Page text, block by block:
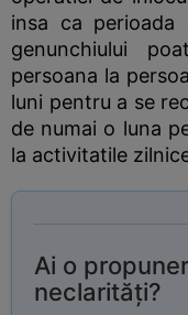
insa ca perioada
genunchiului
persoana la
luni pentru a se
de numai o luna
la activitatile
Ai o
neclarități?